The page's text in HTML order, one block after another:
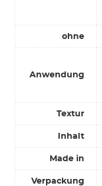
ohne
Anwendung
Textur
Inhalt
Made in
Verpackung